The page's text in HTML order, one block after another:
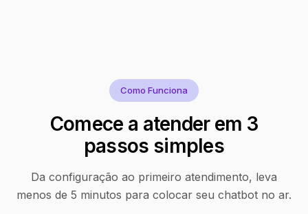
Como Funciona
Comece a atender em 3
passos simples
Da configuração ao primeiro atendimento, leva
menos de 5 minutos para colocar seu chatbot no ar.